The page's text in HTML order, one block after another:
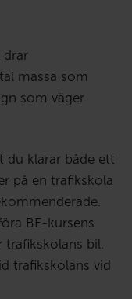
drar
massa som
som väger
du klarar både ett
på en trafikskola
BE-kursens
bil.
trafikskolans vid